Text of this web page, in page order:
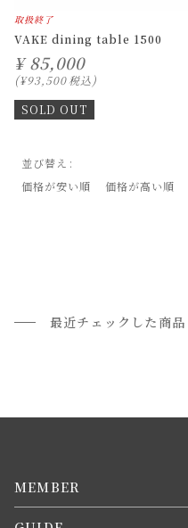
取扱終了
VAKE dining table 1500
¥ 85,000
¥93,500税込
SOLD OUT
並び替え
価格が安い順
価格が高い順
最近チェックした商品
MEMBER